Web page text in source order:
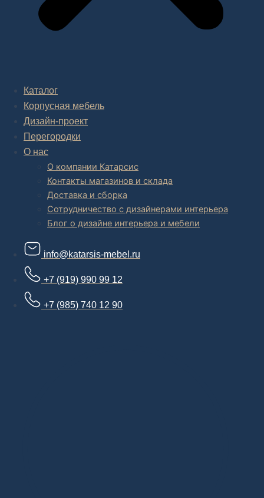
Каталог
Корпусная мебель
Дизайн-проект
Перегородки
О нас
О компании Катарсис
Контакты магазинов и склада
Доставка и сборка
Сотрудничество с дизайнерами интерьера
Блог о дизайне интерьера и мебели
info@katarsis-mebel.ru
+7 (919) 990 99 12
+7 (985) 740 12 90
дизайн проекта интерьера,
В салоне мебелииинтернет магазине дизайнерской мебели
есть и готовые товары, которые можем доставить уже сегодня, и
корпусная мебель на заказ, включая кухни.